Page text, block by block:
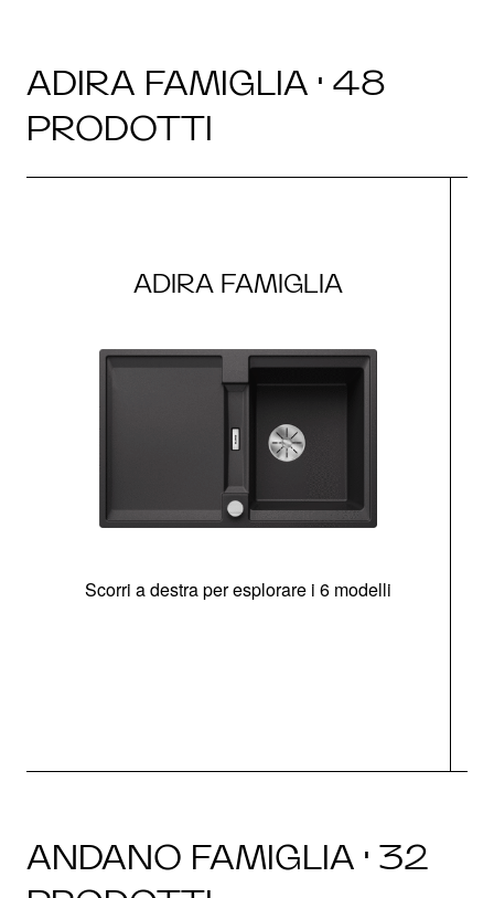
ADIRA FAMIGLIA · 48
PRODOTTI
ADIRA FAMIGLIA
Scorri a destra per esplorare i 6 modelli
ANDANO FAMIGLIA · 32